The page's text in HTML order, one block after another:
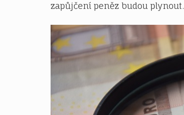
zapůjčení peněz budou plynout.